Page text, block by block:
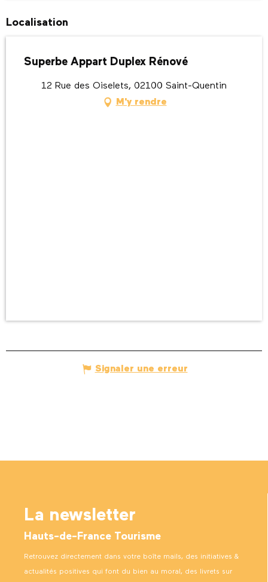
Localisation
Superbe Appart Duplex Rénové
12 Rue des Oiselets, 02100 Saint-Quentin
M'y rendre
Signaler une erreur
La newsletter
Hauts-de-France Tourisme
Retrouvez directement dans votre boîte mails, des initiatives &
actualités positives qui font du bien au moral, des livrets sur